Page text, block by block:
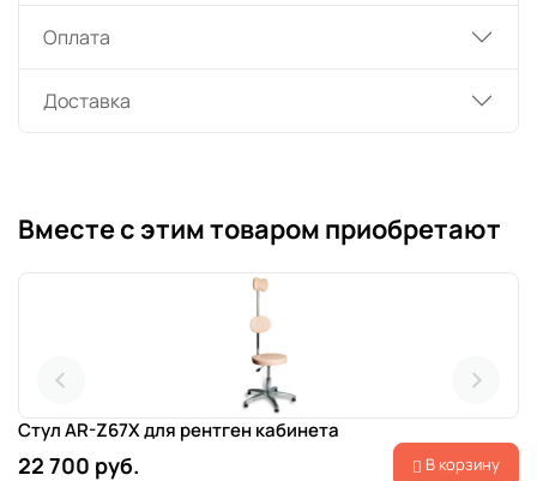
Оплата
Доставка
Вместе с этим товаром приобретают
Стул AR-Z67X для рентген кабинета
22 700 руб. В корзину